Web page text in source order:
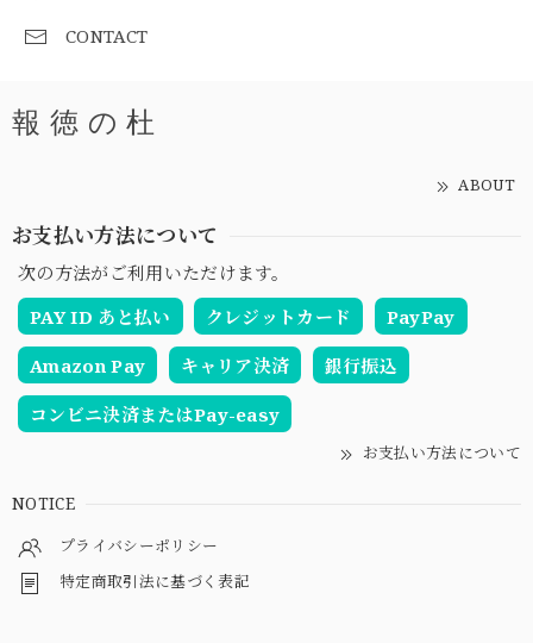
CONTACT
報 徳 の 杜
ABOUT
お支払い方法について
次の方法がご利用いただけます。
PAY ID あと払い
クレジットカード PayPay
Amazon Pay キャリア決済 銀行振込
コンビニ決済またはPay-easy
お支払い方法について
NOTICE
プライバシーポリシー
特定商取引法に基づく表記